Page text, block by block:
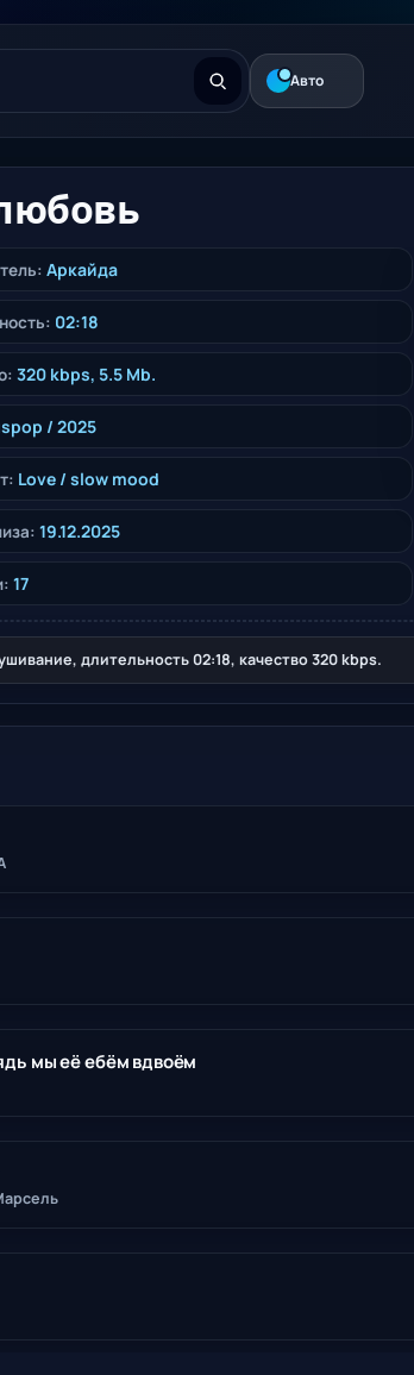
Авто
Аркайда
02:18
320 kbps, 5.5 Mb.
/ 2025
Love / slow mood
19.12.2025
17
длительность 02:18, качество 320 kbps.
мы её ебём вдвоём